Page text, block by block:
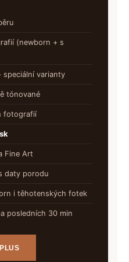
(newborn + s
speciální varianty
tónované
fotografií
Fine Art
daty porodu
i těhotenských fotek
posledních 30 min